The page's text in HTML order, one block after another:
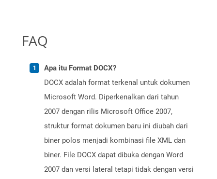
FAQ
Apa itu Format DOCX?
DOCX adalah format terkenal untuk dokumen
Microsoft Word. Diperkenalkan dari tahun
2007 dengan rilis Microsoft Office 2007,
struktur format dokumen baru ini diubah dari
biner polos menjadi kombinasi file XML dan
biner. File DOCX dapat dibuka dengan Word
2007 dan versi lateral tetapi tidak dengan versi